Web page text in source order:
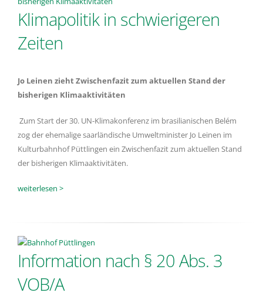
Klimapolitik in schwierigeren
Zeiten
Jo Leinen zieht Zwischenfazit zum aktuellen Stand der
bisherigen Klimaaktivitäten
Zum Start der 30. UN-Klimakonferenz im brasilianischen Belém
zog der ehemalige saarländische Umweltminister Jo Leinen im
Kulturbahnhof Püttlingen ein Zwischenfazit zum aktuellen Stand
der bisherigen Klimaaktivitäten.
weiterlesen >
Information nach § 20 Abs. 3
VOB/A